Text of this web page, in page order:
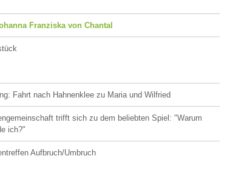
Franziska von Chantal
Fahrt nach Hahnenklee zu Maria und Wilfried
trifft sich zu dem beliebten Spiel: "Warum
ich?"
Aufbruch/Umbruch